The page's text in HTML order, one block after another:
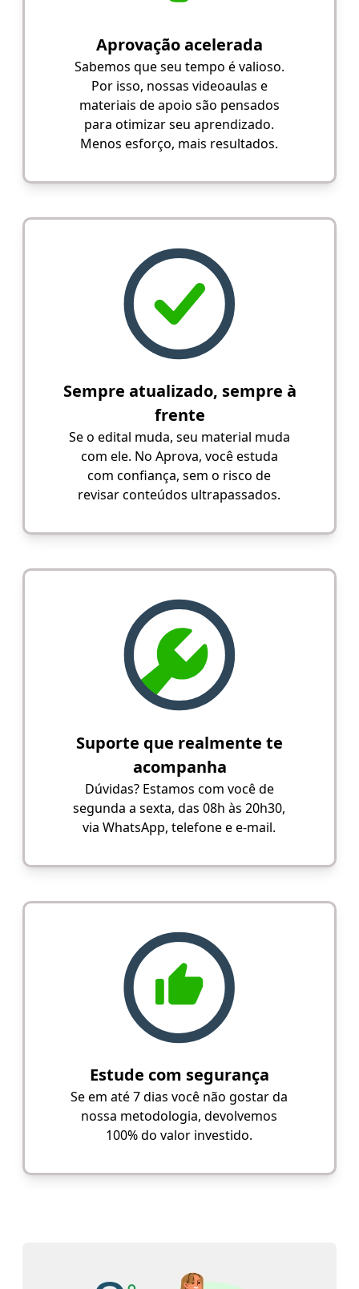
Aprovação acelerada
Sabemos que seu tempo é valioso.
Por isso, nossas videoaulas e
materiais de apoio são pensados
para otimizar seu aprendizado.
Menos esforço, mais resultados.
Sempre atualizado, sempre à
frente
Se o edital muda, seu material muda
com ele. No Aprova, você estuda
com confiança, sem o risco de
revisar conteúdos ultrapassados.
Suporte que realmente te
acompanha
Dúvidas? Estamos com você de
segunda a sexta, das 08h às 20h30,
via WhatsApp, telefone e e-mail.
Estude com segurança
Se em até 7 dias você não gostar da
nossa metodologia, devolvemos
100% do valor investido.